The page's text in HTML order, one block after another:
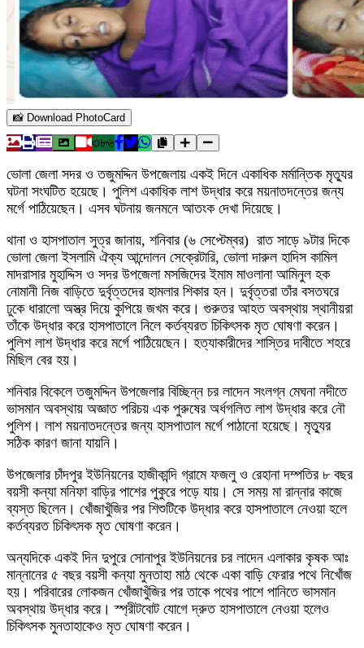
📸 Download PhotoCard
৩৮৬
ভোলা জেলা সদর ও তজুমদ্দিন উপজেলায় একই দিনে একাধিক মর্মান্তিক মৃত্যুর
ঘটনা সংঘটিত হয়েছে। পুলিশ একাধিক লাশ উদ্ধার করে ময়নাতদন্তের জন্য
মর্গে পাঠিয়েছেন। এসব ঘটনায় জনমনে আতংক দেখা দিয়েছে।
থানা ও হাসপাতাল সুত্র জানায়, শনিবার (৬ সেপ্টেম্বর) রাত সাড়ে ৯টার দিকে
ভোলা জেলা ইসলামি ঐক্য আন্দোলন সেক্রেটারি, ভোলা দারুল হাদিস কামিল
মাদরাসার মুহাদ্দিস ও সদর উপজেলা মসজিদের ইমাম মাওলানা আমিনুল হক
নোমানী নিজ বাড়িতে দুর্বৃত্তদের হামলার শিকার হন। দুর্বৃত্তরা তাঁর বসতঘরে
ঢুকে ধারালো অস্ত্র দিয়ে কুপিয়ে জখম করে। গুরুতর আহত অবস্থায় স্থানীয়রা
তাঁকে উদ্ধার করে হাসপাতালে নিলে কর্তব্যরত চিকিৎসক মৃত ঘোষণা করেন।
পুলিশ লাশ উদ্ধার করে মর্গে পাঠিয়েছেন। হত্যাকারীদের শাস্তির দাবীতে শহরে
মিছিল বের হয়।
শনিবার বিকেলে তজুমদ্দিন উপজেলার বিচ্ছিন্ন চর লাদেন সংলগ্ন মেঘনা নদীতে
ভাসমান অবস্থায় অজ্ঞাত পরিচয় এক পুরুষের অর্ধগলিত লাশ উদ্ধার করে নৌ
পুলিশ। লাশ ময়নাতদন্তের জন্য হাসপাতাল মর্গে পাঠানো হয়েছে। মৃত্যুর
সঠিক কারণ জানা যায়নি।
উপজেলার চাঁদপুর ইউনিয়নের হাজীকান্দি গ্রামে ফজলু ও রেহানা দম্পতির ৮ বছর
বয়সী কন্যা মনিফা বাড়ির পাশের পুকুরে পড়ে যায়। সে সময় মা রান্নার কাজে
ব্যস্ত ছিলেন। খোঁজাখুঁজির পর শিশুটিকে উদ্ধার করে হাসপাতালে নেওয়া হলে
কর্তব্যরত চিকিৎসক মৃত ঘোষণা করেন।
অন্যদিকে একই দিন দুপুরে সোনাপুর ইউনিয়নের চর লাদেন এলাকার কৃষক আঃ
মান্নানের ৫ বছর বয়সী কন্যা মুনতাহা মাঠ থেকে একা বাড়ি ফেরার পথে নিখোঁজ
হয়। পরিবারের লোকজন খোঁজাখুঁজির পর তাকে পথের পাশে পানিতে ভাসমান
অবস্থায় উদ্ধার করে। স্প্রীটবোট যোগে দ্রুত হাসপাতালে নেওয়া হলেও
চিকিৎসক মুনতাহাকেও মৃত ঘোষণা করেন।